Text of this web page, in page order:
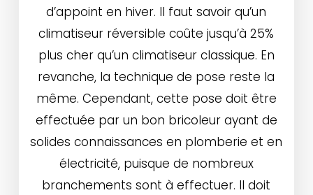
d’appoint en hiver. Il faut savoir qu’un
climatiseur réversible coûte jusqu’à 25%
plus cher qu’un climatiseur classique. En
revanche, la technique de pose reste la
même. Cependant, cette pose doit être
effectuée par un bon bricoleur ayant de
solides connaissances en plomberie et en
électricité, puisque de nombreux
branchements sont à effectuer. Il doit